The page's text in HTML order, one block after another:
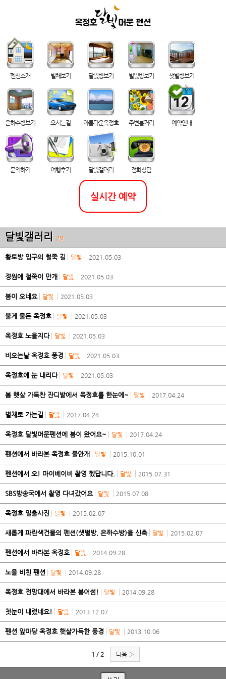
펜션소개 별채보기 달빛방보기 별빛방보기 샛별방보기
은하수방보기 오시는길 아름다운옥정호 주변볼거리 예약안내
문의하기 여행후기 달빛갤러리 전화상담
실시간 예약
달빛갤러리 29
황토방 입구의 철쭉 길 달빛 2021.05.03
정원에 철쭉이 만개 달빛 2021.05.03
봄이 오네요 달빛 2021.05.03
불게 물든 옥정호 달빛 2021.05.03
옥정호 노을지다 달빛 2021.05.03
비오는날 옥정호 풍경 달빛 2021.05.03
옥정호에 눈 내리다 달빛 2021.05.03
봄 햇살 가득찬 잔디밭에서 옥정호를 한눈에~ 달빛 2017.04.24
별채로 가는길 달빛 2017.04.24
옥정호 달빛머문펜션에 봄이 왔어요~ 달빛 2017.04.24
펜션에서 바라본 옥정호 물안개 달빛 2015.10.01
펜션에서 오! 마이베이비 촬영 헸답니다. 달빛 2015.07.31
SBS방송국에서 촬영 다녀갔어요 달빛 2015.07.08
옥정호 일출사진 달빛 2015.02.07
새롭게 파란색건물의 펜션(샛별방, 은하수방)을 신축 달빛 2015.02.07
펜션에서 바라본 옥정호 달빛 2014.09.28
노을 비친 펜션 달빛 2014.09.28
옥정호 전망대에서 바라본 붕어섬! 달빛 2014.09.28
첫눈이 내렸네요! 달빛 2013.12.07
펜션 앞마당 옥정호 햇살가득한 풍경 달빛 2013.10.06
1 / 2 다음 ›